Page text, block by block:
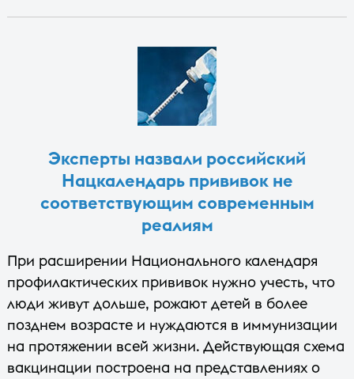
Эксперты назвали российский
Нацкалендарь прививок не
соответствующим современным
реалиям
При расширении Национального календаря
профилактических прививок нужно учесть, что
люди живут дольше, рожают детей в более
позднем возрасте и нуждаются в иммунизации
на протяжении всей жизни. Действующая схема
вакцинации построена на представлениях о